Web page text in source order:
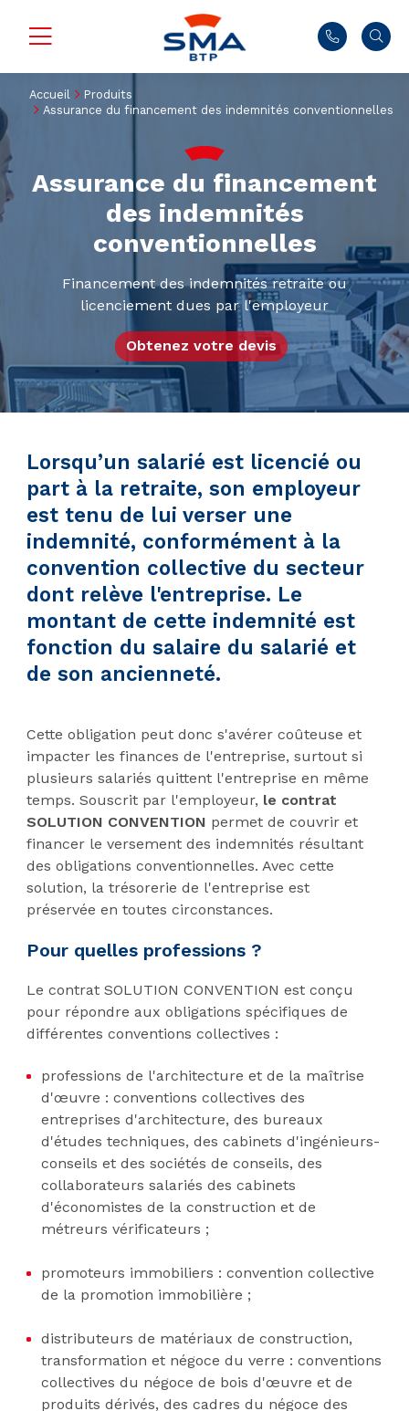
Accueil
Produits
Assurance du financement des indemnités conventionnelles
Assurance du financement
des indemnités
conventionnelles
Financement des indemnités retraite ou
licenciement dues par l'employeur
Obtenez votre devis
Lorsqu’un salarié est licencié ou
part à la retraite, son employeur
est tenu de lui verser une
indemnité, conformément à la
convention collective du secteur
dont relève l'entreprise. Le
montant de cette indemnité est
fonction du salaire du salarié et
de son ancienneté.
Cette obligation peut donc s'avérer coûteuse et
impacter les finances de l'entreprise, surtout si
plusieurs salariés quittent l'entreprise en même
temps. Souscrit par l'employeur, le contrat
SOLUTION CONVENTION permet de couvrir et
financer le versement des indemnités résultant
des obligations conventionnelles. Avec cette
solution, la trésorerie de l'entreprise est
préservée en toutes circonstances.
Pour quelles professions ?
Le contrat SOLUTION CONVENTION est conçu
pour répondre aux obligations spécifiques de
différentes conventions collectives :
professions de l'architecture et de la maîtrise
d'œuvre : conventions collectives des
entreprises d'architecture, des bureaux
d'études techniques, des cabinets d'ingénieurs-
conseils et des sociétés de conseils, des
collaborateurs salariés des cabinets
d'économistes de la construction et de
métreurs vérificateurs ;
promoteurs immobiliers : convention collective
de la promotion immobilière ;
distributeurs de matériaux de construction,
transformation et négoce du verre : conventions
collectives du négoce de bois d'œuvre et de
produits dérivés, des cadres du négoce des